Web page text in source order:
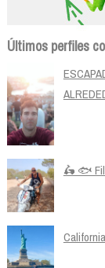
Últimos perfiles
🛵 🐟